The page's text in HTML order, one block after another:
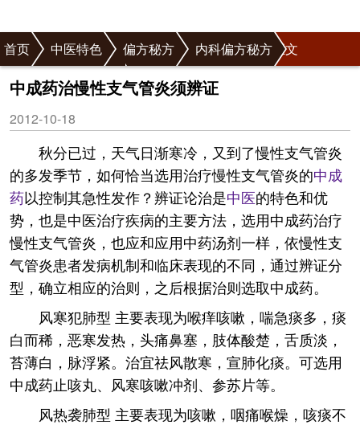
首页 中医特色 偏方秘方
内科偏方秘方
呼吸系统偏方秘方
正文
中成药治慢性支气管炎须辨证
2012-10-18
秋分已过，天气日渐寒冷，又到了慢性支气管炎
的多发季节，如何恰当选用治疗慢性支气管炎的中成
药以控制其急性发作？辨证论治是中医的特色和优
势，也是中医治疗疾病的主要方法，选用中成药治疗
慢性支气管炎，也应和应用中药汤剂一样，依慢性支
气管炎患者发病机制和临床表现的不同，通过辨证分
型，确立相应的治则，之后根据治则选取中成药。
风寒犯肺型 主要表现为喉痒咳嗽，喘急痰多，痰
白而稀，恶寒发热，头痛鼻塞，肢体酸楚，舌质淡，
苔薄白，脉浮紧。治宜祛风散寒，宣肺化痰。可选用
中成药止咳丸、风寒咳嗽冲剂、参苏片等。
风热袭肺型 主要表现为咳嗽，咽痛喉燥，咳痰不